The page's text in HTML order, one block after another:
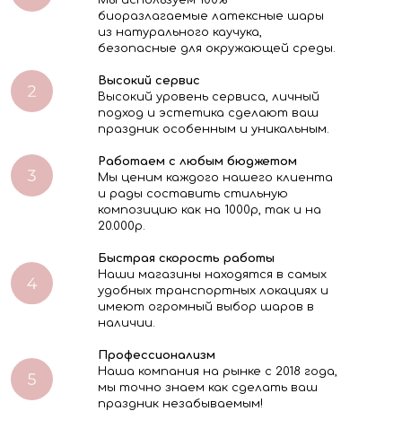
биоразлагаемые латексные шары
из натурального каучука,
безопасные для окружающей среды.
Высокий сервис
Высокий уровень сервиса, личный
подход и эстетика сделают ваш
праздник особенным и уникальным.
Работаем с любым бюджетом
Мы ценим каждого нашего клиента
и рады составить стильную
композицию как на 1000р, так и на
20.000р.
Быстрая скорость работы
Наши магазины находятся в самых
удобных транспортных локациях и
имеют огромный выбор шаров в
наличии.
Профессионализм
Наша компания на рынке с 2018 года,
мы точно знаем как сделать ваш
праздник незабываемым!